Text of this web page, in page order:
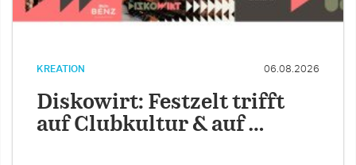
KREATION 06.08.2026
Diskowirt: Festzelt trifft
auf Clubkultur & auf …